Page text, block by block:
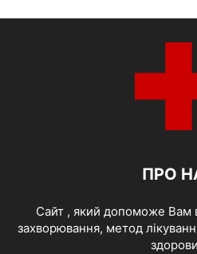
ПРО
Cайт , який допоможе Вам
захворювання, метод